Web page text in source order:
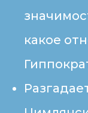
какое